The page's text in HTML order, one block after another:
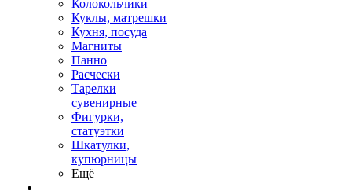
Колокольчики
Куклы, матрешки
Кухня, посуда
Магниты
Панно
Расчески
Тарелки
сувенирные
Фигурки,
статуэтки
Шкатулки,
купюрницы
Ещё